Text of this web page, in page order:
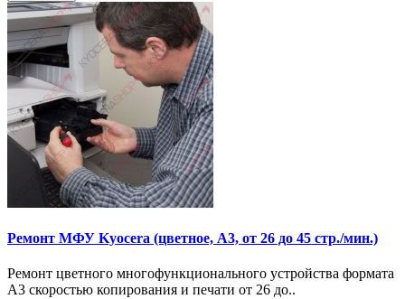
Ремонт МФУ Kyocera (цветное, A3, от 26 до 45 стр./мин.)
Ремонт цветного многофункционального устройства формата
A3 скоростью копирования и печати от 26 до..